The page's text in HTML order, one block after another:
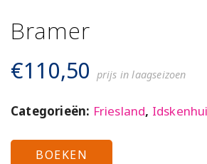
Bramer
€110,50 prijs in laagseizoen
Categorieën: Friesland,
BOEKEN